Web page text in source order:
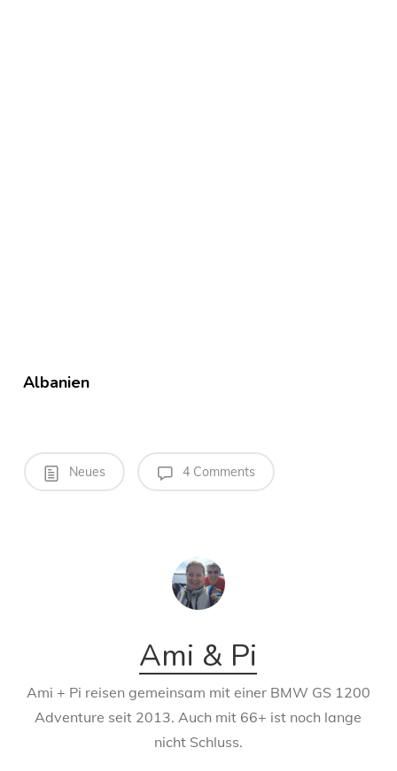
Albanien
Neues 4 Comments
Ami & Pi
Ami + Pi reisen gemeinsam mit einer BMW GS 1200
Adventure seit 2013. Auch mit 66+ ist noch lange
nicht Schluss.